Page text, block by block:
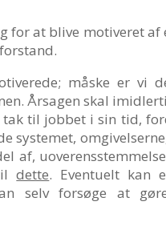
for at blive motiveret
måske er vi
Årsagen skal
til jobbet i sin tid,
systemet,
af,
tildette. Eventuelt kan
selv forsøge at